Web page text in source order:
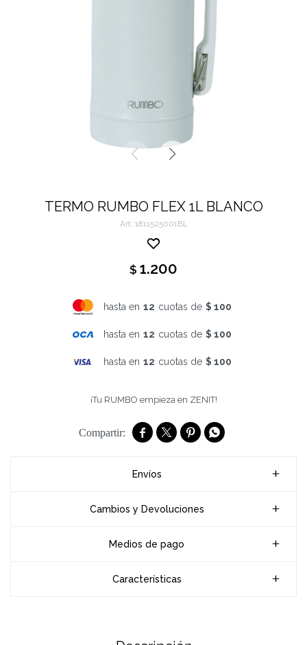
TERMO RUMBO FLEX 1L BLANCO
1811525001BL
$ 1.200
hasta en 12 cuotas de $ 100
hasta en 12 cuotas de $ 100
hasta en 12 cuotas de $ 100
¡Tu RUMBO empieza en ZENIT!
   
Envíos
Cambios y Devoluciones
Medios de pago
Características